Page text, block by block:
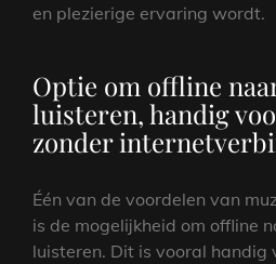
en plezierige ervaring wordt.
Optie om offline
luisteren, handig
zonder
Één van de voordelen van
is de mogelijkheid om offline
luisteren. Dit is vooral handig